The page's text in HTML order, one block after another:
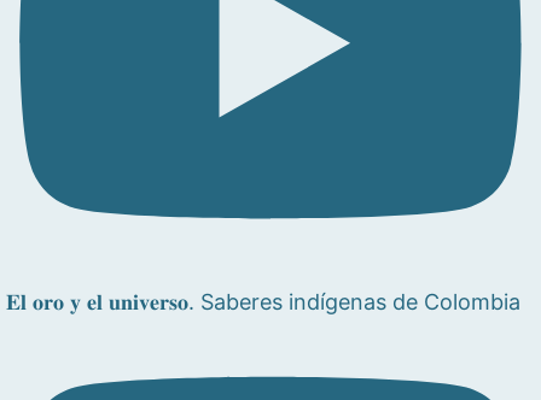
𝐄𝐥 𝐨𝐫𝐨 𝐲 𝐞𝐥 𝐮𝐧𝐢𝐯𝐞𝐫𝐬𝐨. Saberes indígenas de Colombia